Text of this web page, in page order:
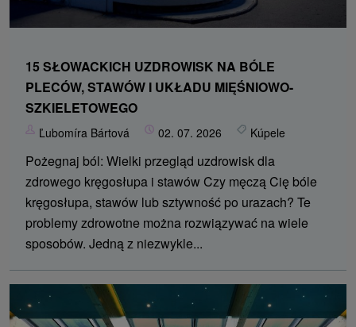
15 SŁOWACKICH UZDROWISK NA BÓLE
PLECÓW, STAWÓW I UKŁADU MIĘŚNIOWO-
SZKIELETOWEGO
Ľubomíra Bártová 02. 07. 2026 Kúpele
Pożegnaj ból: Wielki przegląd uzdrowisk dla
zdrowego kręgosłupa i stawów Czy męczą Cię bóle
kręgosłupa, stawów lub sztywność po urazach? Te
problemy zdrowotne można rozwiązywać na wiele
sposobów. Jedną z niezwykle...